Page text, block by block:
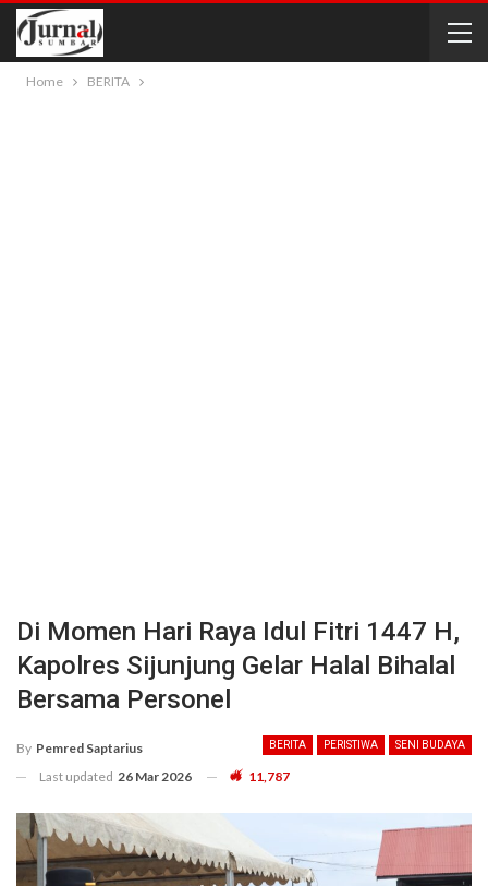
Home BERITA
Di Momen Hari Raya Idul Fitri 1447 H,
Kapolres Sijunjung Gelar Halal Bihalal
Bersama Personel
BERITA PERISTIWA SENI BUDAYA
By Pemred Saptarius
Last updated 26 Mar 2026 11,787